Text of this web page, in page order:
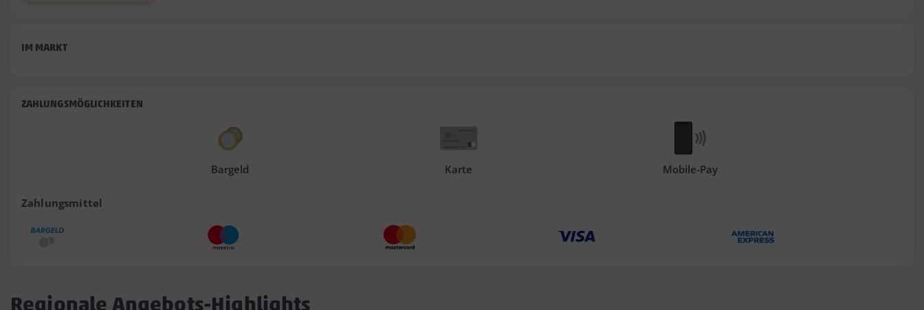
IM MARKT
ZAHLUNGSMÖGLICHKEITEN
Bargeld Karte Mobile-Pay
Zahlungsmittel
Regionale Angebots-Highlights